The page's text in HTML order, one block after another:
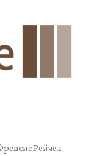
Рейчел